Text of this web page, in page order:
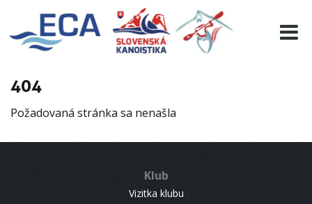
404
Požadovaná stránka sa nenašla
Klub
Vizitka klubu
EURO 19
INFO
RESULTS
CONTACT